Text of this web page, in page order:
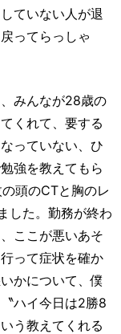
ていない人が退
ってらっしゃ
みんなが28歳の
くれて、要する
っていない、ひ
強を教えてもら
頭のCTと胸のレ
した。勤務が終わ
ここが悪いあそ
って症状を確か
かについて、僕
ハイ今日は2勝8
う教えてくれる